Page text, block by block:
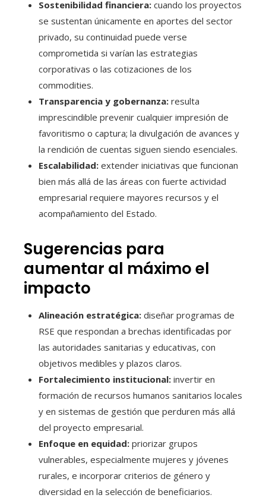
Sostenibilidad financiera: cuando los proyectos
se sustentan únicamente en aportes del sector
privado, su continuidad puede verse
comprometida si varían las estrategias
corporativas o las cotizaciones de los
commodities.
Transparencia y gobernanza: resulta
imprescindible prevenir cualquier impresión de
favoritismo o captura; la divulgación de avances y
la rendición de cuentas siguen siendo esenciales.
Escalabilidad: extender iniciativas que funcionan
bien más allá de las áreas con fuerte actividad
empresarial requiere mayores recursos y el
acompañamiento del Estado.
Sugerencias para
aumentar al máximo el
impacto
Alineación estratégica: diseñar programas de
RSE que respondan a brechas identificadas por
las autoridades sanitarias y educativas, con
objetivos medibles y plazos claros.
Fortalecimiento institucional: invertir en
formación de recursos humanos sanitarios locales
y en sistemas de gestión que perduren más allá
del proyecto empresarial.
Enfoque en equidad: priorizar grupos
vulnerables, especialmente mujeres y jóvenes
rurales, e incorporar criterios de género y
diversidad en la selección de beneficiarios.